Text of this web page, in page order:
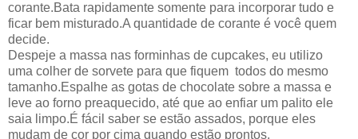
corante.Bata rapidamente somente para incorporar tudo e
ficar bem misturado.A quantidade de corante é você quem
decide.
Despeje a massa nas forminhas de cupcakes, eu utilizo
uma colher de sorvete para que fiquem todos do mesmo
tamanho.Espalhe as gotas de chocolate sobre a massa e
leve ao forno preaquecido, até que ao enfiar um palito ele
saia limpo.É fácil saber se estão assados, porque eles
mudam de cor por cima quando estão prontos.